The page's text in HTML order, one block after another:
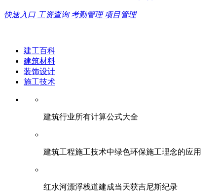
快速入口 工资查询 考勤管理 项目管理
建工百科
建筑材料
装饰设计
施工技术
建筑行业所有计算公式大全
建筑工程施工技术中绿色环保施工理念的应用
红水河漂浮栈道建成当天获吉尼斯纪录